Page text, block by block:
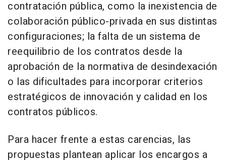
contratación pública, como la inexistencia de
colaboración público-privada en sus distintas
configuraciones; la falta de un sistema de
reequilibrio de los contratos desde la
aprobación de la normativa de desindexación
o las dificultades para incorporar criterios
estratégicos de innovación y calidad en los
contratos públicos.
Para hacer frente a estas carencias, las
propuestas plantean aplicar los encargos a